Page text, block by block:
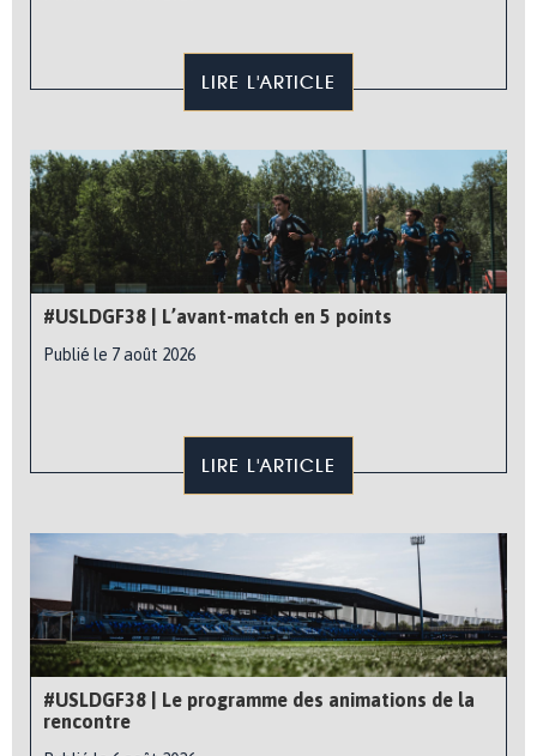
LIRE L'ARTICLE
#USLDGF38 | L’avant-match en 5 points
Publié le 7 août 2026
LIRE L'ARTICLE
#USLDGF38 | Le programme des animations de la
rencontre